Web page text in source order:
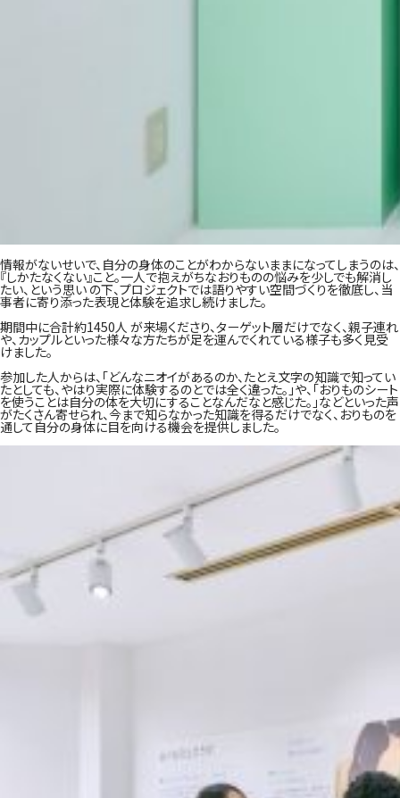
情報がないせいで、自分の身体のことがわからないままになってしまうのは、
『しかたなくない』こと。一人で抱えがちなおりものの悩みを少しでも解消し
たい、という思い の下、プロジェクトでは語りやすい空間づくりを徹底し、当
事者に寄り添った表現と体験を追求し続けました。
期間中に合計約1450人 が来場くださり、ターゲット層だけでなく、親子連れ
や、カップルといった様々な方たちが足を運んでくれている様子も多く見受
けました。
参加した人からは、「どんなニオイがあるのか、たとえ文字の知識で知ってい
たとしても、やはり実際に体験するのとでは全く違った。」や、「おりものシート
を使うことは自分の体を大切にすることなんだなと感じた。」などといった声
がたくさん寄せられ、今まで知らなかった知識を得るだけでなく、おりものを
通して自分の身体に目を向ける機会を提供しました。